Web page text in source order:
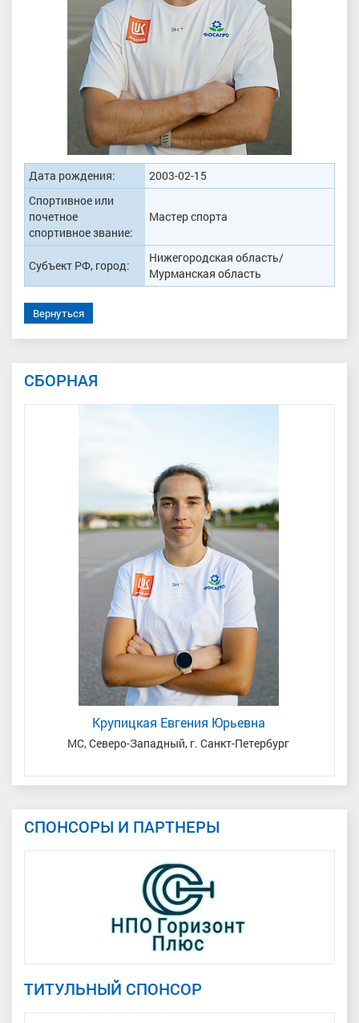
Дата рождения:
2003-02-15
Спортивное или
почетное
спортивное звание:
Мастер спорта
Субъект РФ, город:
Нижегородская область/
Мурманская область
Вернуться
СБОРНАЯ
Крупицкая Евгения Юрьевна
МС, Северо-Западный, г. Санкт-Петербург
СПОНСОРЫ И ПАРТНЕРЫ
ТИТУЛЬНЫЙ СПОНСОР